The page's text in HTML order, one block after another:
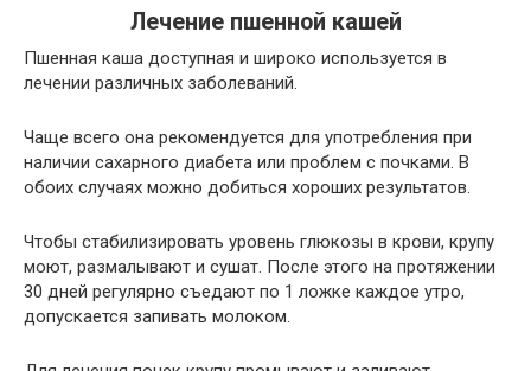
Лечение пшенной кашей
Пшенная каша доступная и широко используется в
лечении различных заболеваний.
Чаще всего она рекомендуется для употребления при
наличии сахарного диабета или проблем с почками. В
обоих случаях можно добиться хороших результатов.
Чтобы стабилизировать уровень глюкозы в крови, крупу
моют, размалывают и сушат. После этого на протяжении
30 дней регулярно съедают по 1 ложке каждое утро,
допускается запивать молоком.